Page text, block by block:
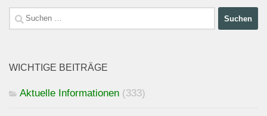
Suchen
nach:
WICHTIGE BEITRÄGE
Aktuelle Informationen (333)